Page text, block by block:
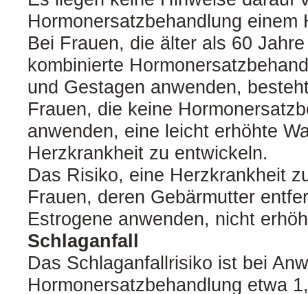
Hormonersatzbehandlung einem
Bei Frauen, die älter als 60
kombinierte
und Gestagen anwenden,
Frauen, die keine
anwenden, eine leicht erhöhte
Herzkrankheit zu entwickeln.
Das Risiko, eine Herzkrankheit
Frauen, deren Gebärmutter
Estrogene anwenden, nicht
Schlaganfall
Das Schlaganfallrisiko ist bei
Hormonersatzbehandlung etwa